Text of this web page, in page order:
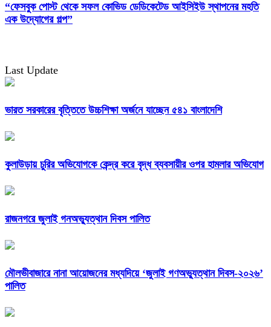
“ফেসবুক পোস্ট থেকে সফল কোভিড ডেডিকেটেড আইসিইউ স্থাপনের মহতি
এক উদ্যোগের গল্প”
Last Update
ভারত সরকারের বৃত্তিতে উচ্চশিক্ষা অর্জনে যাচ্ছেন ৫৪১ বাংলাদেশি
কুলাউড়ায় চুরির অভিযোগকে কেন্দ্র করে বৃদ্ধ ব্যবসায়ীর ওপর হামলার অভিযোগ
রাজনগরে জুলাই গনঅভ্যুত্থান দিবস পালিত
মৌলভীবাজারে নানা আয়োজনের মধ্যদিয়ে ‘জুলাই গণঅভ্যুত্থান দিবস-২০২৬’
পালিত